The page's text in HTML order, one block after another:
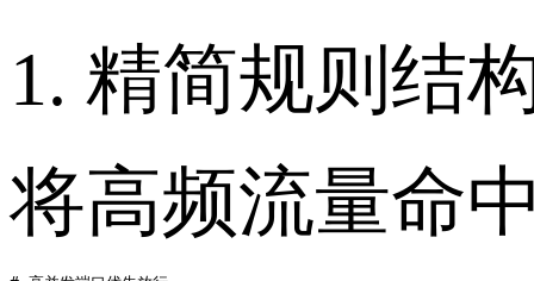
1. 精简规则结
将高频流量命